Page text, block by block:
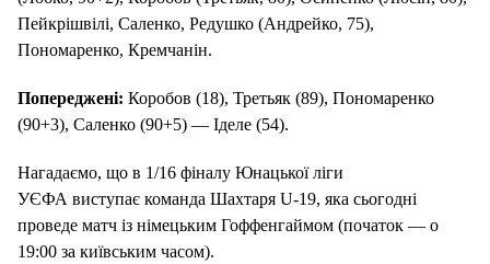
Пейкрішвілі, Саленко, Редушко (Андрейко, 75),
Пономаренко, Кремчанін.
Попереджені: Коробов (18), Третьяк (89), Пономаренко
(90+3), Саленко (90+5) — Іделе (54).
Нагадаємо, що в 1/16 фіналу Юнацької ліги
УЄФА виступає команда Шахтаря U-19, яка сьогодні
проведе матч із німецьким Гоффенгаймом (початок — о
19:00 за київським часом).